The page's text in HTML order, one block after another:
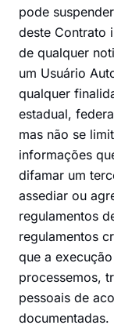
pode
deste Contrato
de qualquer
um Usuário
qualquer
estadual,
mas não se
informações
difamar um
assediar ou
regulamentos
regulamentos
que a
processemos,
pessoais de
documentadas.